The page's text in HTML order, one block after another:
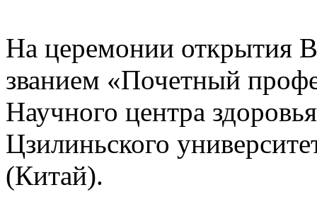
На церемонии открытия
званием «Почетный
Научного центра
Цзилиньского
(Китай).